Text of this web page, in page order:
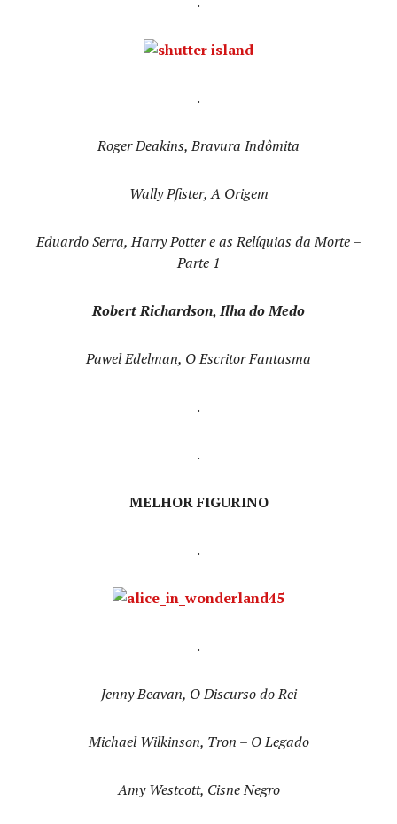
.
Roger Deakins, Bravura Indômita
Wally Pfister, A Origem
Eduardo Serra, Harry Potter e as Relíquias da Morte –
Parte 1
Robert Richardson, Ilha do Medo
Pawel Edelman, O Escritor Fantasma
.
.
MELHOR FIGURINO
.
.
Jenny Beavan, O Discurso do Rei
Michael Wilkinson, Tron – O Legado
Amy Westcott, Cisne Negro